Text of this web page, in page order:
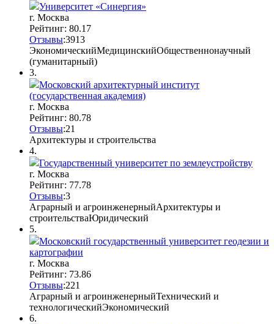
Университет «Синергия»
г. Москва
Рейтинг: 80.17
Отзывы:3913
ЭкономическийМедицинскийОбщественнонаучный
(гуманитарный)
3.
Московский архитектурный институт
(государственная академия)
г. Москва
Рейтинг: 80.78
Отзывы:21
Архитектуры и строительства
4.
Государственный университет по землеустройству
г. Москва
Рейтинг: 77.78
Отзывы:3
Аграрный и агроинженерныйАрхитектуры и
строительстваЮридический
5.
Московский государственный университет геодезии и
картографии
г. Москва
Рейтинг: 73.86
Отзывы:221
Аграрный и агроинженерныйТехнический и
технологическийЭкономический
6.